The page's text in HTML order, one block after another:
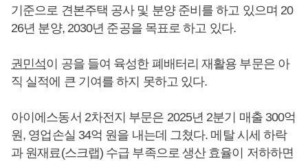
기준으로 견본주택 공사 및 분양 준비를 하고 있으며 20
26년 분양, 2030년 준공을 목표로 하고 있다.
권민석이 공을 들여 육성한 폐배터리 재활용 부문은 아
직 실적에 큰 기여를 하지 못하고 있다.
아이에스동서 2차전지 부문은 2025년 2분기 매출 300억
원, 영업손실 34억 원을 내는데 그쳤다. 메탈 시세 하락
과 원재료(스크랩) 수급 부족으로 생산 효율이 저하하면